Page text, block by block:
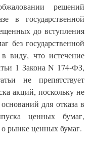
решений
в государственной
до вступления
без государственной
виду, что истечение
1 Закона N 174-ФЗ,
не препятствует
акций, поскольку не
для отказа в
ценных бумаг,
о рынке ценных бумаг.